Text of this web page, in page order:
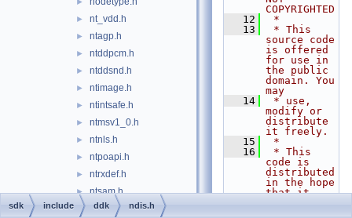
► nt_vdd.h
► ntagp.h
► ntddpcm.h
► ntddsnd.h
► ntimage.h
► ntintsafe.h
► ntmsv1_0.h
► ntnls.h
► ntpoapi.h
► ntrxdef.h
► ntsam.h
► ntstrsafe.h
COPYRIGHTED
   12
*
   13
* This
source code
is offered
for use in
the public
domain. You
may
   14
* use,
modify or
distribute
it freely.
   15
*
   16
* This
code is
distributed
in the hope
that it
sdk include ddk ndis.h